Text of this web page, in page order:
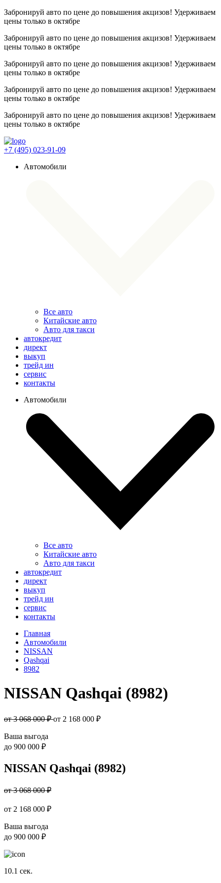
Забронируй авто по цене до повышения акцизов! Удерживаем
цены только в октябре
Забронируй авто по цене до повышения акцизов! Удерживаем
цены только в октябре
Забронируй авто по цене до повышения акцизов! Удерживаем
цены только в октябре
Забронируй авто по цене до повышения акцизов! Удерживаем
цены только в октябре
Забронируй авто по цене до повышения акцизов! Удерживаем
цены только в октябре
+7 (495) 023-91-09
Автомобили
Все авто
Китайские авто
Авто для такси
автокредит
директ
выкуп
трейд ин
сервис
контакты
Автомобили
Все авто
Китайские авто
Авто для такси
автокредит
директ
выкуп
трейд ин
сервис
контакты
Главная
Автомобили
NISSAN
Qashqai
8982
NISSAN Qashqai (8982)
от 3 068 000 ₽от 2 168 000 ₽
Ваша выгода
до 900 000 ₽
NISSAN Qashqai (8982)
от 3 068 000 ₽
от 2 168 000 ₽
Ваша выгода
до 900 000 ₽
10.1 сек.